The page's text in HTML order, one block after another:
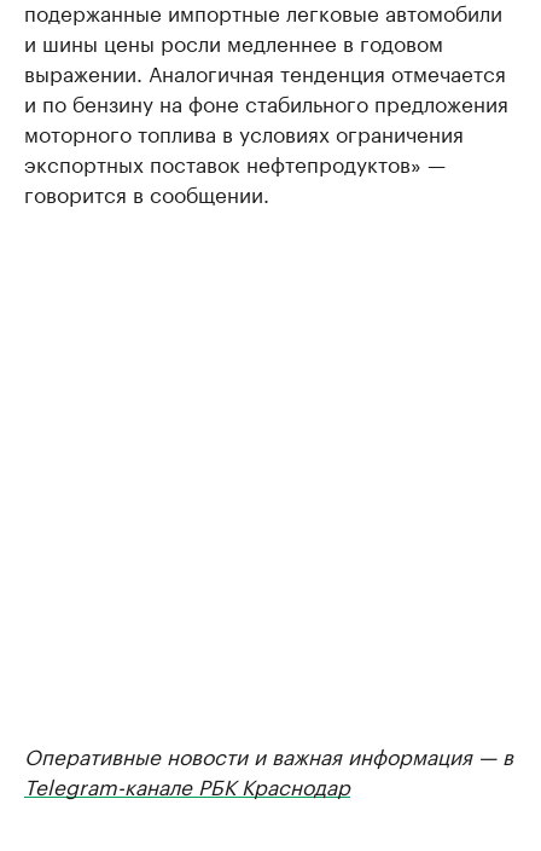
подержанные импортные легковые автомобили
и шины цены росли медленнее в годовом
выражении. Аналогичная тенденция отмечается
и по бензину на фоне стабильного предложения
моторного топлива в условиях ограничения
экспортных поставок нефтепродуктов» —
говорится в сообщении.
Оперативные новости и важная информация — в
Telegram-канале РБК Краснодар